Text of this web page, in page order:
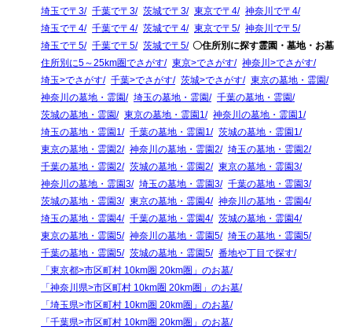
埼玉で〒3
千葉で〒3 茨城で〒3 東京で〒4
神奈川で〒4
埼玉で〒4
千葉で〒4 茨城で〒4 東京で〒5
神奈川で〒5
埼玉で〒5
千葉で〒5 茨城で〒5
〇住所別に探す霊園・墓地・お墓
住所別に5～25km圏でさがす
東京>でさがす
神奈川>でさがす
埼玉>でさがす
千葉>でさがす 茨城>でさがす
東京の墓地・霊園
神奈川の墓地・霊園
埼玉の墓地・霊園
千葉の墓地・霊園
茨城の墓地・霊園
東京の墓地・霊園1
神奈川の墓地・霊園1
埼玉の墓地・霊園1
千葉の墓地・霊園1
茨城の墓地・霊園1
東京の墓地・霊園2
神奈川の墓地・霊園2
埼玉の墓地・霊園2
千葉の墓地・霊園2
茨城の墓地・霊園2
東京の墓地・霊園3
神奈川の墓地・霊園3
埼玉の墓地・霊園3
千葉の墓地・霊園3
茨城の墓地・霊園3
東京の墓地・霊園4
神奈川の墓地・霊園4
埼玉の墓地・霊園4
千葉の墓地・霊園4
茨城の墓地・霊園4
東京の墓地・霊園5
神奈川の墓地・霊園5
埼玉の墓地・霊園5
千葉の墓地・霊園5
茨城の墓地・霊園5
番地や丁目で探す
「東京都>市区町村 10km圏 20km圏」のお墓
「神奈川県>市区町村 10km圏 20km圏」のお墓
「埼玉県>市区町村 10km圏 20km圏」のお墓
「千葉県>市区町村 10km圏 20km圏」のお墓